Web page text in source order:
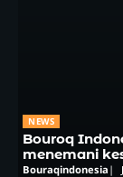
NEWS
Bouroq
menemani
Bouraqindonesia